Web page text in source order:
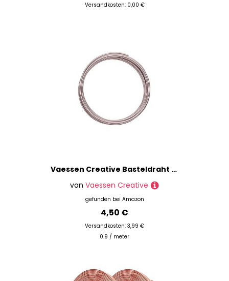
Versandkosten: 0,00 €
Vaessen Creative Basteldraht und Schmuckdraht 5 m x 2 mm Misty Pink – Flexibler Draht zum Basteln für Blumenkranz, Scmuckherstellung und Modellbau
von Vaessen Creative
gefunden bei Amazon
4,50 €
Versandkosten: 3,99 €
0.9 / meter